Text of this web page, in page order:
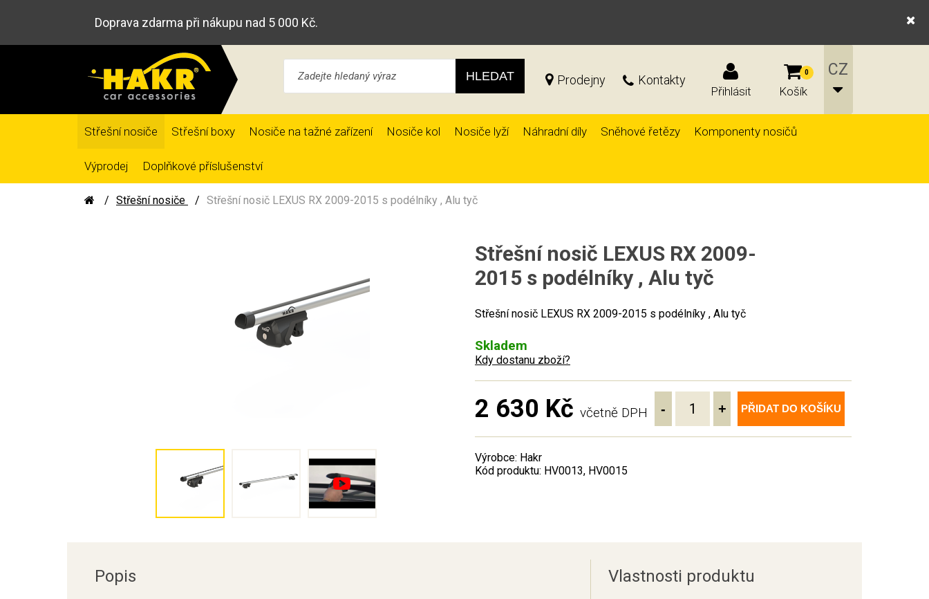
Doprava zdarma při nákupu nad 5 000 Kč.
HLEDAT Prodejny Kontakty
Přihlásit
0
Košík
Střešní nosiče Střešní boxy Nosiče na tažné zařízení Nosiče kol Nosiče lyží Náhradní díly Sněhové řetězy Komponenty nosičů
Výprodej Doplňkové příslušenství
Střešní nosiče Střešní nosič LEXUS RX 2009-2015 s podélníky , Alu tyč
Střešní nosič LEXUS RX 2009-
2015 s podélníky , Alu tyč
Střešní nosič LEXUS RX 2009-2015 s podélníky , Alu tyč
Skladem
Kdy dostanu zboží?
2 630 Kč včetně DPH - + PŘIDAT DO KOŠÍKU
Výrobce: Hakr
Kód produktu: HV0013, HV0015
Popis
Vlastnosti produktu